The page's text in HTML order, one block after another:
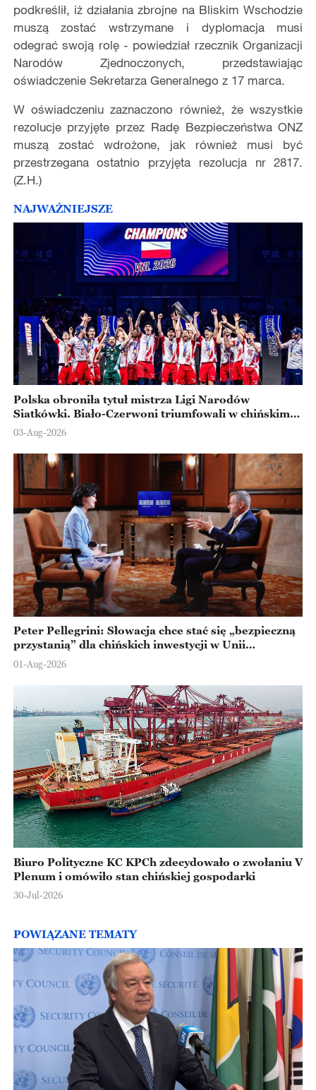
podkreślił, iż działania zbrojne na Bliskim Wschodzie
muszą zostać wstrzymane i dyplomacja musi
odegrać swoją rolę - powiedział rzecznik Organizacji
Narodów Zjednoczonych, przedstawiając
oświadczenie Sekretarza Generalnego z 17 marca.
W oświadczeniu zaznaczono również, że wszystkie
rezolucje przyjęte przez Radę Bezpieczeństwa ONZ
muszą zostać wdrożone, jak również musi być
przestrzegana ostatnio przyjęta rezolucja nr 2817.
(Z.H.)
NAJWAŻNIEJSZE
Polska obroniła tytuł mistrza Ligi Narodów
Siatkówki. Biało-Czerwoni triumfowali w chińskim
Ningbo
03-Aug-2026
Peter Pellegrini: Słowacja chce stać się „bezpieczną
przystanią” dla chińskich inwestycji w Unii
Europejskiej
01-Aug-2026
Biuro Polityczne KC KPCh zdecydowało o zwołaniu V
Plenum i omówiło stan chińskiej gospodarki
30-Jul-2026
POWIĄZANE TEMATY